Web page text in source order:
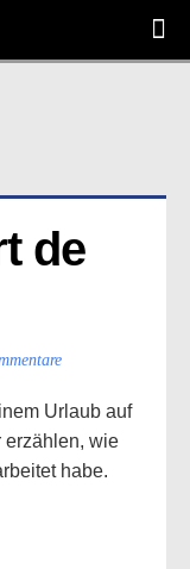
de
Urlaub auf
erzählen, wie
habe.